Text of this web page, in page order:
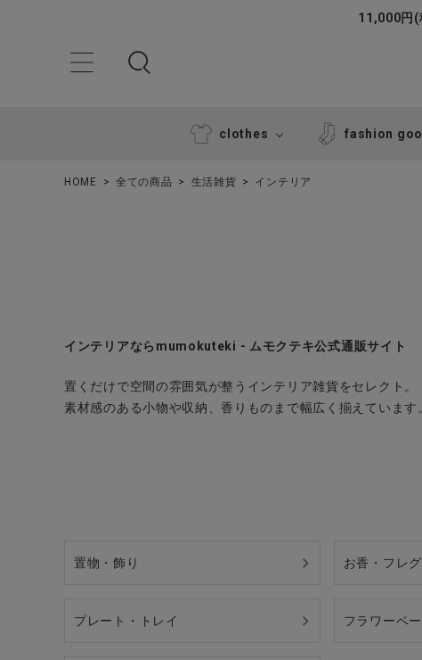
11,000円(
clothes fashion
ようこそ ゲスト 様
新規会員登録
ナチュラル服
HOME 全ての商品 生活雑貨 インテリア
インテリアならmumokuteki - ムモクテキ公式通販サイト
置くだけで空間の雰囲気が整うインテリア雑貨をセレクト。
素材感のある小物や収納、香りものまで幅広く揃えています
置物・飾り お香・フレ
プレート・トレイ フラワーベ